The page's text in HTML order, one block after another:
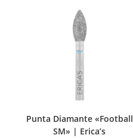
Punta Diamante «Football
SM» | Erica’s